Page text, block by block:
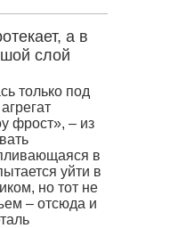
а в
слой
только под
фрост», – из
в
уйти в
но тот не
– отсюда и